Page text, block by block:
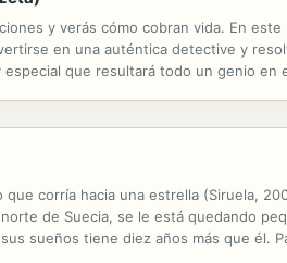
y verás cómo cobran vida. En
en una auténtica detective y
que resultará todo un genio
corría hacia una estrella (Siruela,
de Suecia, se le está quedando
sueños tiene diez años más que él.